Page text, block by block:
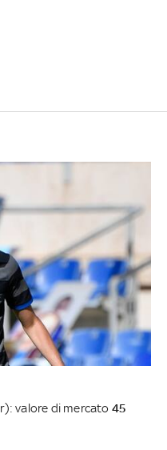
valore di mercato 45